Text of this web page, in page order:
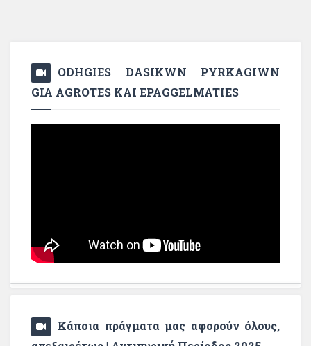
ODHGIES DASIKWN PYRKAGIWN
GIA AGROTES KAI EPAGGELMATIES
Κάποια πράγματα μας αφορούν όλους,